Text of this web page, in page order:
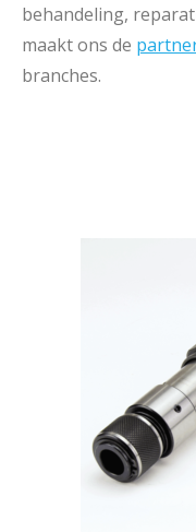
behandeling,
maakt ons de
branches.